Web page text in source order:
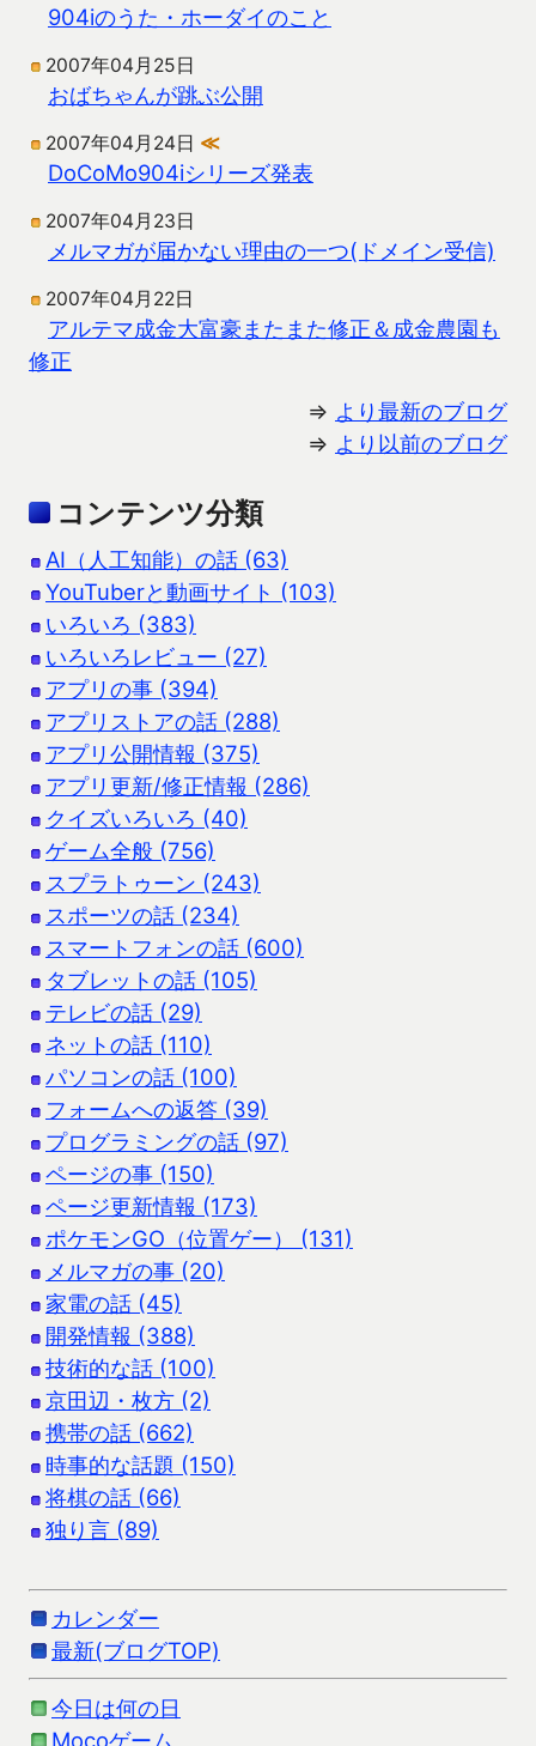
904iのうた・ホーダイのこと
2007年04月25日
おばちゃんが跳ぶ公開
2007年04月24日 ≪
DoCoMo904iシリーズ発表
2007年04月23日
メルマガが届かない理由の一つ(ドメイン受信)
2007年04月22日
アルテマ成金大富豪またまた修正＆成金農園も
修正
⇒ より最新のブログ
⇒ より以前のブログ
コンテンツ分類
AI（人工知能）の話 (63)
YouTuberと動画サイト (103)
いろいろ (383)
いろいろレビュー (27)
アプリの事 (394)
アプリストアの話 (288)
アプリ公開情報 (375)
アプリ更新/修正情報 (286)
クイズいろいろ (40)
ゲーム全般 (756)
スプラトゥーン (243)
スポーツの話 (234)
スマートフォンの話 (600)
タブレットの話 (105)
テレビの話 (29)
ネットの話 (110)
パソコンの話 (100)
フォームへの返答 (39)
プログラミングの話 (97)
ページの事 (150)
ページ更新情報 (173)
ポケモンGO（位置ゲー） (131)
メルマガの事 (20)
家電の話 (45)
開発情報 (388)
技術的な話 (100)
京田辺・枚方 (2)
携帯の話 (662)
時事的な話題 (150)
将棋の話 (66)
独り言 (89)
カレンダー
最新(ブログTOP)
今日は何の日
Mocoゲーム